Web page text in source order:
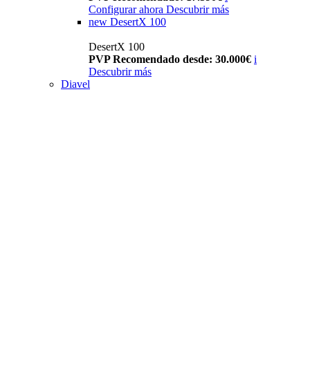
Configurar ahora Descubrir más
new DesertX 100
DesertX 100
PVP Recomendado desde: 30.000€ i
Descubrir más
Diavel